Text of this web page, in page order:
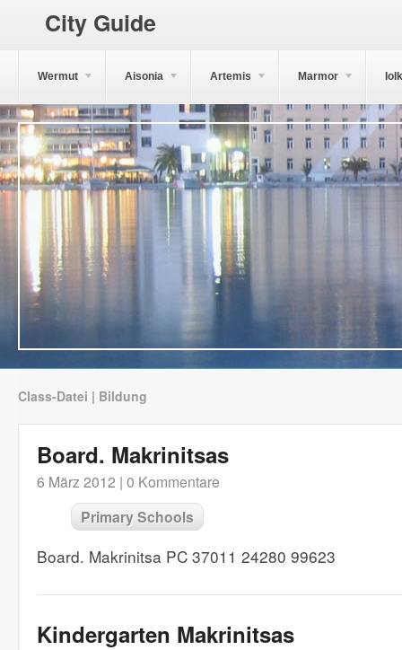
City Guide
Wermut Aisonia Artemis Marmor
Class-Datei | Bildung
Board. Makrinitsas
6 März 2012 | 0 Kommentare
Primary Schools
Board. Makrinitsa PC 37011 24280 99623
Kindergarten Makrinitsas